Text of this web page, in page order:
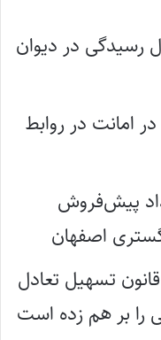
رسیدگی در دیوان
امانت در روابط
پیش‌فروش
اصفهان
تسهیل تعادل
را بر هم زده است